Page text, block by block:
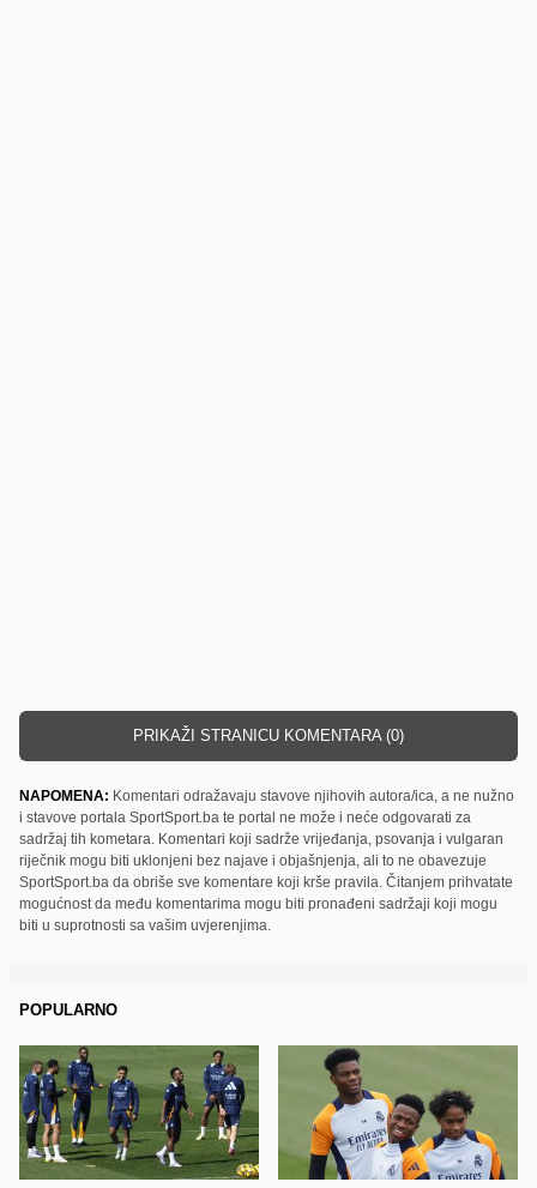
PRIKAŽI STRANICU KOMENTARA (0)
NAPOMENA: Komentari odražavaju stavove njihovih autora/ica, a ne nužno
i stavove portala SportSport.ba te portal ne može i neće odgovarati za
sadržaj tih kometara. Komentari koji sadrže vrijeđanja, psovanja i vulgaran
riječnik mogu biti uklonjeni bez najave i objašnjenja, ali to ne obavezuje
SportSport.ba da obriše sve komentare koji krše pravila. Čitanjem prihvatate
mogućnost da među komentarima mogu biti pronađeni sadržaji koji mogu
biti u suprotnosti sa vašim uvjerenjima.
POPULARNO